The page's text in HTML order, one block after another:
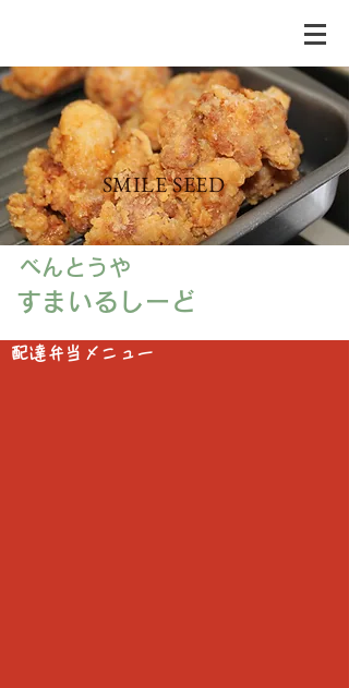
SMILE SEED
すまいるしーど
べんとうや
配達弁当メニュー